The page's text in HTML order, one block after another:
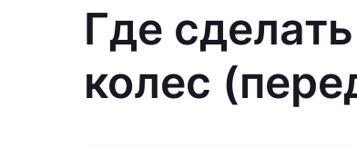
Где
колес